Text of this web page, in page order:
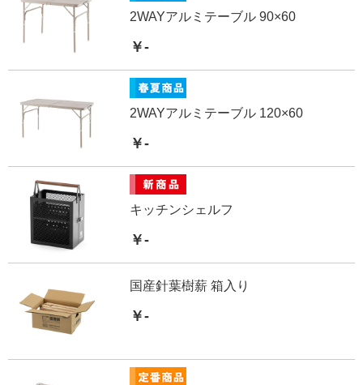
2WAYアルミテーブル 90×60
￥-
2WAYアルミテーブル 120×60
￥-
キッチンシェルフ
￥-
国産針葉樹薪 箱入り
￥-